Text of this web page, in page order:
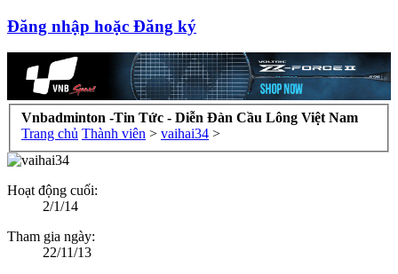
Đăng nhập hoặc Đăng ký
Vnbadminton -Tin Tức - Diễn Đàn Cầu Lông Việt Nam
Trang chủ Thành viên > vaihai34 >
Hoạt động cuối:
2/1/14
Tham gia ngày:
22/11/13